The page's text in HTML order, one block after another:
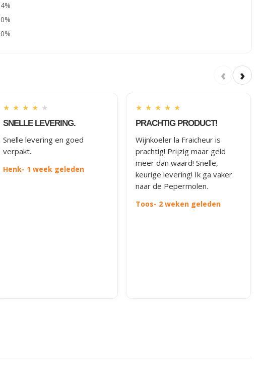
4%
0%
0%
‹ ›
★ ★ ★ ★ ★
SNELLE LEVERING.
Snelle levering en goed
verpakt.
Henk- 1 week geleden
★ ★ ★ ★ ★
PRACHTIG PRODUCT!
Wijnkoeler la Fraicheur is
prachtig! Prijzig maar geld
meer dan waard! Snelle,
keurige levering! Ik ga vaker
naar de Pepermolen.
Toos- 2 weken geleden